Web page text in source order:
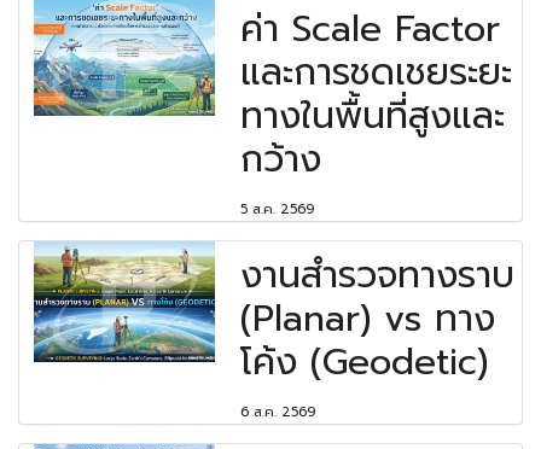
ค่า Scale Factor
และการชดเชยระยะ
ทางในพื้นที่สูงและ
กว้าง
5 ส.ค. 2569
งานสำรวจทางราบ
(Planar) vs ทาง
โค้ง (Geodetic)
6 ส.ค. 2569